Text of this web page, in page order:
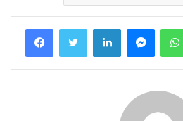
FacebookTwitter LinkedIn